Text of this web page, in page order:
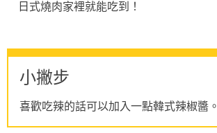
日式燒肉家裡就能吃到！
小撇步
喜歡吃辣的話可以加入一點韓式辣椒醬。